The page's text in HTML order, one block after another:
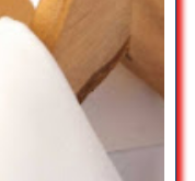
☆ 5/5
et et toujours